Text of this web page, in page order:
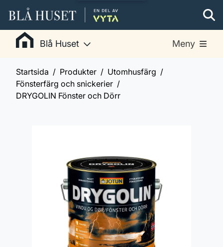
Blå Huset Meny
Startsida Produkter
Utomhusfärg
Fönsterfärg och snickerier
DRYGOLIN Fönster och Dörr